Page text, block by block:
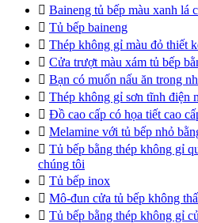
 Baineng tủ bếp màu xanh lá
 Tủ bếp baineng
 Thép không gỉ màu đỏ thiết
 Cửa trượt màu xám tủ bếp
 Bạn có muốn nấu ăn trong
 Thép không gỉ sơn tĩnh điện
 Đồ cao cấp có họa tiết cao
 Melamine với tủ bếp nhỏ
 Tủ bếp bằng thép không gỉ
chúng tôi
 Tủ bếp inox
 Mô-đun cửa tủ bếp không
 Tủ bếp bằng thép không gỉ